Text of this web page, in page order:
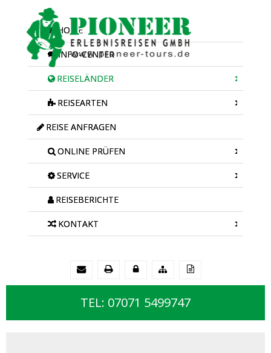
HOME
INFO-CENTER
REISELÄNDER
REISEARTEN
REISE ANFRAGEN
ONLINE PRÜFEN
SERVICE
REISEBERICHTE
KONTAKT
TEL: 07071 5499747